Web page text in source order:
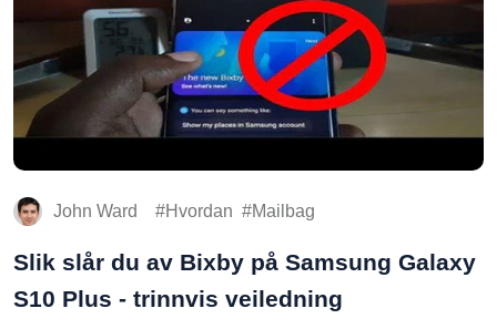
John Ward Hvordan Mailbag
Slik slår du av Bixby på Samsung Galaxy
S10 Plus - trinnvis veiledning